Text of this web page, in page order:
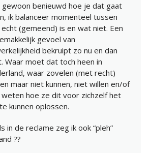
gewoon benieuwd hoe je dat gaat
ik balanceer momenteel tussen
(gemeend) is en wat niet. Een
gevoel van
bekruipt zo nu en dan
Waar moet dat toch heen in
waar zovelen (met recht)
maar niet kunnen, niet willen en/of
hoe ze dit voor zichzelf het
kunnen oplossen.
in de reclame zeg ik ook “pleh”
??